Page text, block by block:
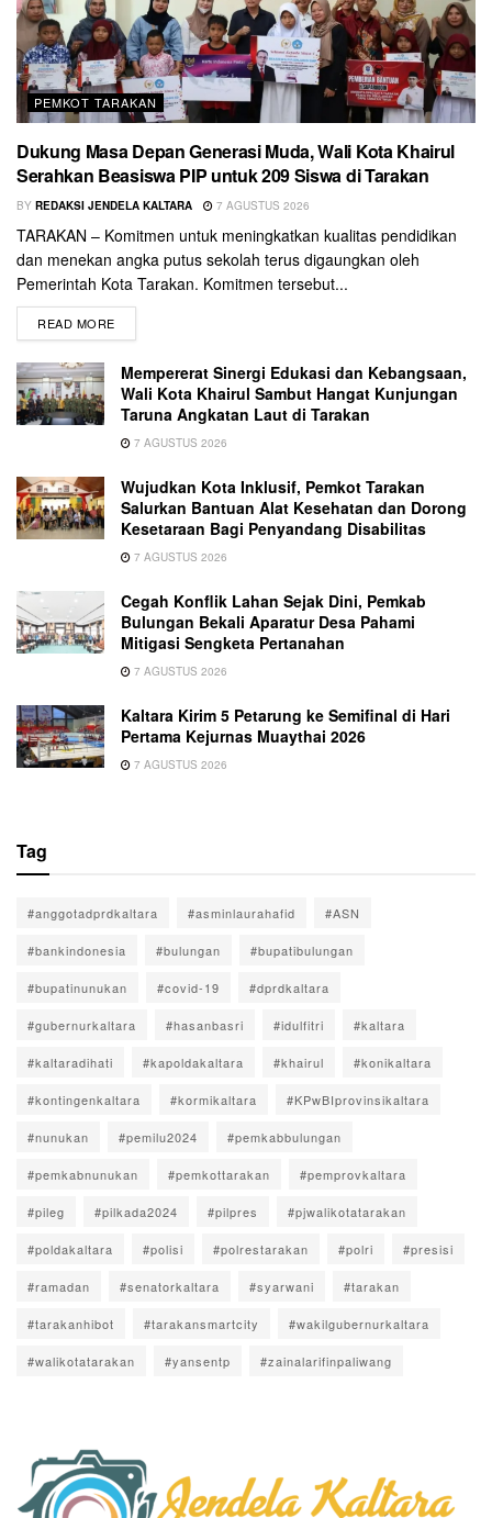
PEMKOT TARAKAN
Dukung Masa Depan Generasi Muda, Wali Kota Khairul
Serahkan Beasiswa PIP untuk 209 Siswa di Tarakan
BY REDAKSI JENDELA KALTARA 7 AGUSTUS 2026
TARAKAN – Komitmen untuk meningkatkan kualitas pendidikan
dan menekan angka putus sekolah terus digaungkan oleh
Pemerintah Kota Tarakan. Komitmen tersebut...
READ MORE
Mempererat Sinergi Edukasi dan Kebangsaan,
Wali Kota Khairul Sambut Hangat Kunjungan
Taruna Angkatan Laut di Tarakan
7 AGUSTUS 2026
Wujudkan Kota Inklusif, Pemkot Tarakan
Salurkan Bantuan Alat Kesehatan dan Dorong
Kesetaraan Bagi Penyandang Disabilitas
7 AGUSTUS 2026
Cegah Konflik Lahan Sejak Dini, Pemkab
Bulungan Bekali Aparatur Desa Pahami
Mitigasi Sengketa Pertanahan
7 AGUSTUS 2026
Kaltara Kirim 5 Petarung ke Semifinal di Hari
Pertama Kejurnas Muaythai 2026
7 AGUSTUS 2026
Tag
#anggotadprdkaltara #asminlaurahafid #ASN
#bankindonesia #bulungan #bupatibulungan
#bupatinunukan #covid-19 #dprdkaltara
#gubernurkaltara #hasanbasri #idulfitri #kaltara
#kaltaradihati #kapoldakaltara #khairul #konikaltara
#kontingenkaltara #kormikaltara #KPwBIprovinsikaltara
#nunukan #pemilu2024 #pemkabbulungan
#pemkabnunukan #pemkottarakan #pemprovkaltara
#pileg #pilkada2024 #pilpres #pjwalikotatarakan
#poldakaltara #polisi #polrestarakan #polri #presisi
#ramadan #senatorkaltara #syarwani #tarakan
#tarakanhibot #tarakansmartcity #wakilgubernurkaltara
#walikotatarakan #yansentp #zainalarifinpaliwang